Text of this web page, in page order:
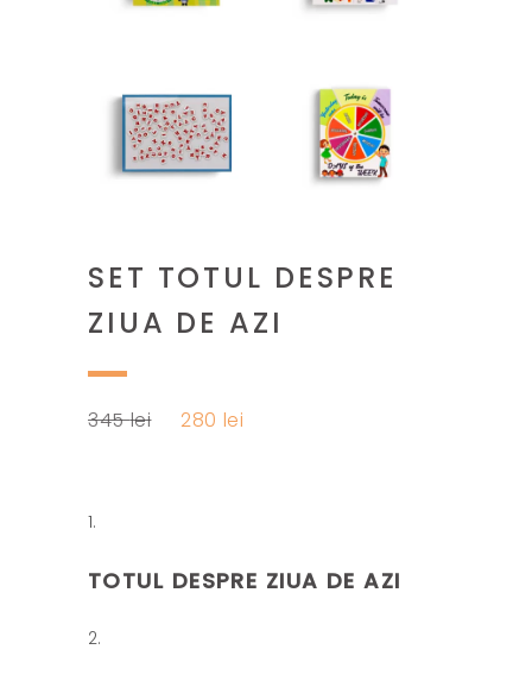
SET TOTUL DESPRE
ZIUA DE AZI
345lei Prețul
280 lei
TOTUL DESPRE ZIUA DE AZI